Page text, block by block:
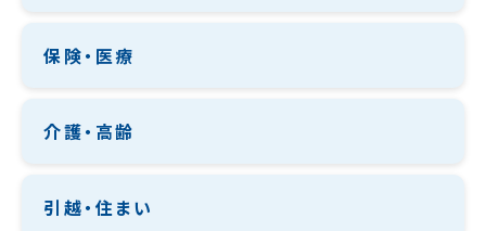
保険・医療
介護・高齢
引越・住まい